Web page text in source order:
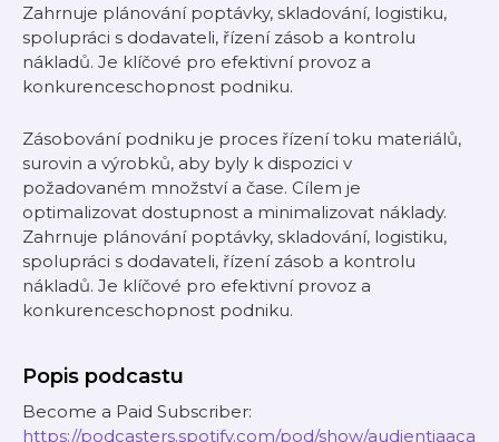
Zahrnuje plánování poptávky, skladování, logistiku,
spolupráci s dodavateli, řízení zásob a kontrolu
nákladů. Je klíčové pro efektivní provoz a
konkurenceschopnost podniku.
Zásobování podniku je proces řízení toku materiálů,
surovin a výrobků, aby byly k dispozici v
požadovaném množství a čase. Cílem je
optimalizovat dostupnost a minimalizovat náklady.
Zahrnuje plánování poptávky, skladování, logistiku,
spolupráci s dodavateli, řízení zásob a kontrolu
nákladů. Je klíčové pro efektivní provoz a
konkurenceschopnost podniku.
Popis podcastu
Become a Paid Subscriber:
https://podcasters.spotify.com/pod/show/audientiaaca